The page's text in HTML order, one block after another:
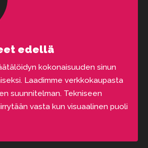
edellä
kokonaisuuden sinun
Laadimme verkkokaupasta
suunnitelman. Tekniseen
vasta kun visuaalinen puoli